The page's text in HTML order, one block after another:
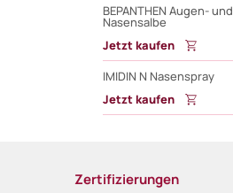
BEPANTHEN Augen- und
Nasensalbe
Jetzt kaufen
IMIDIN N Nasenspray
Jetzt kaufen
Zertifizierungen